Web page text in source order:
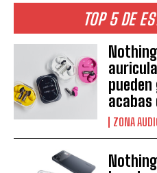
TOP 5 DE
acabas
ZONA